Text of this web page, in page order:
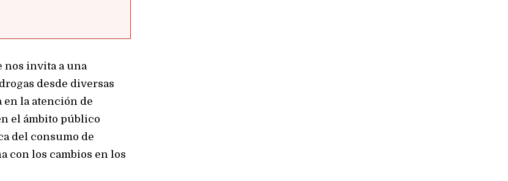
nos invita a una
desde diversas
en la atención de
el ámbito público
del consumo de
con los cambios en los